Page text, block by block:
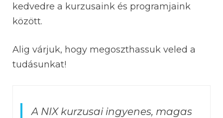
kedvedre a kurzusaink és programjaink
között.
Alig várjuk, hogy megoszthassuk veled a
tudásunkat!
A NIX kurzusai ingyenes, magas